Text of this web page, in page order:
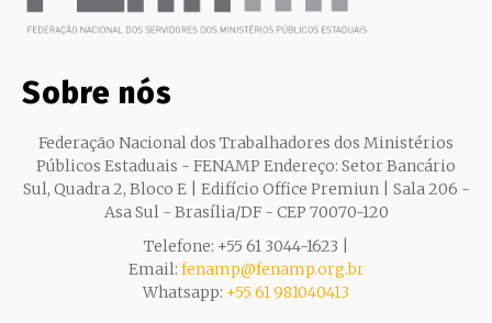
Sobre nós
Federação Nacional dos Trabalhadores dos Ministérios
Públicos Estaduais - FENAMP Endereço: Setor Bancário
Sul, Quadra 2, Bloco E | Edifício Office Premiun | Sala 206 -
Asa Sul - Brasília/DF - CEP 70070-120
Telefone: +55 61 3044-1623 |
Email: fenamp@fenamp.org.br
Whatsapp: +55 61 981040413